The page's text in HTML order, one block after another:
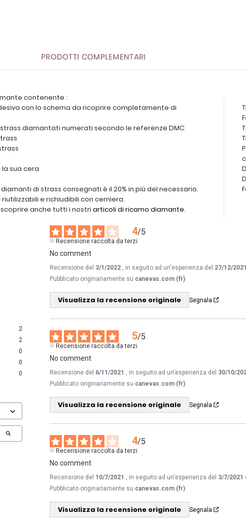
PRODOTTI COMPLEMENTARI
contenente :
con lo schema da ricoprire completamente di
diamantati numerati secondo le referenze DMC
la sua cera
di strass consegnati è il 20% in più del necessario.
e richiudibili con cerniera.
anche tutti i nostri articoli di ricamo diamante.
2
2
0
0
0
4/5
Recensione raccolta da terzi
No comment
Recensione del 3/1/2022 , in seguito ad un'esperienza del 27/12/2021
Pubblicato originariamente su canevas.com (fr)
Visualizza la recensione originale Segnala
5/5
Recensione raccolta da terzi
No comment
Recensione del 6/11/2021 , in seguito ad un'esperienza del 30/10/
Pubblicato originariamente su canevas.com (fr)
Visualizza la recensione originale Segnala
4/5
Recensione raccolta da terzi
No comment
Recensione del 10/7/2021 , in seguito ad un'esperienza del 3/7/2021
Pubblicato originariamente su canevas.com (fr)
Visualizza la recensione originale Segnala